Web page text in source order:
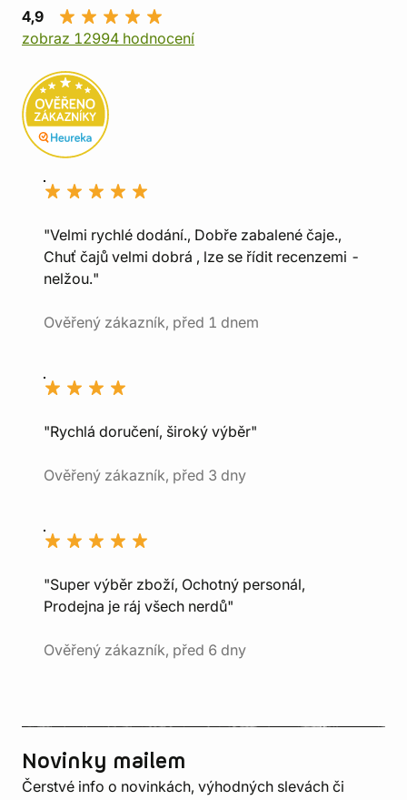
4,9
zobraz 12994 hodnocení
"Velmi rychlé dodání., Dobře zabalené čaje.,
Chuť čajů velmi dobrá , lze se řídit recenzemi -
nelžou."
Ověřený zákazník, před 1 dnem
"Rychlá doručení, široký výběr"
Ověřený zákazník, před 3 dny
"Super výběr zboží, Ochotný personál,
Prodejna je ráj všech nerdů"
Ověřený zákazník, před 6 dny
Novinky mailem
Čerstvé info o novinkách, výhodných slevách či